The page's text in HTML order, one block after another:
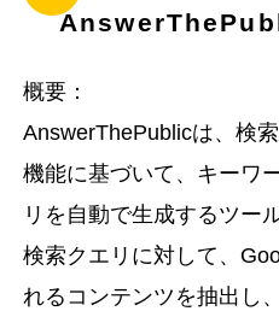
概要：
AnswerThePublicは、検
機能に基づいて、キーワ
リを自動で生成するツー
検索クエリに対して、
れるコンテンツを抽出し